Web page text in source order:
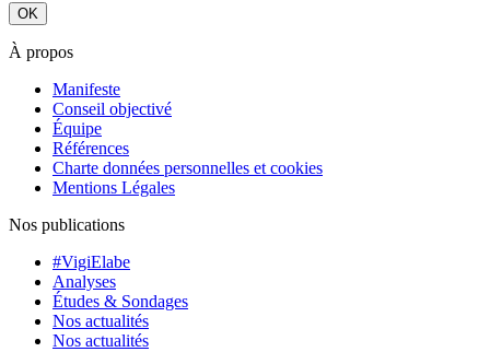
À propos
Manifeste
Conseil objectivé
Équipe
Références
Charte données personnelles et cookies
Mentions Légales
Nos publications
#VigiElabe
Analyses
Études & Sondages
Nos actualités
Nos actualités